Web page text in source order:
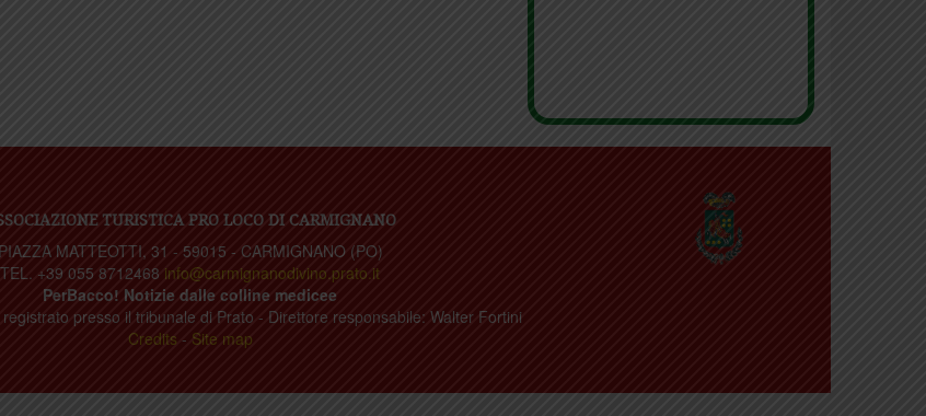
TURISTICA PRO LOCO DI CARMIGNANO
PIAZZA MATTEOTTI, 31 - 59015 - CARMIGNANO (PO)
TEL. +39 055 8712468 info@carmignanodivino.prato.it
PerBacco! Notizie dalle colline medicee
presso il tribunale di Prato - Direttore responsabile: Walter Fortini
Credits - Site map